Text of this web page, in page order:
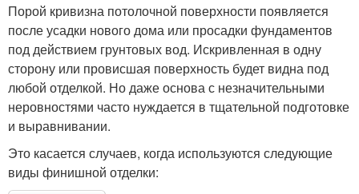
Порой кривизна потолочной поверхности появляется
после усадки нового дома или просадки фундаментов
под действием грунтовых вод. Искривленная в одну
сторону или провисшая поверхность будет видна под
любой отделкой. Но даже основа с незначительными
неровностями часто нуждается в тщательной подготовке
и выравнивании.
Это касается случаев, когда используются следующие
виды финишной отделки: